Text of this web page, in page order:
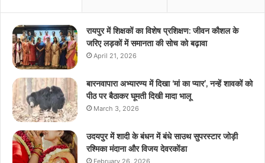
रायपुर में शिक्षकों का विशेष प्रशिक्षण: जीवन कौशल के
जरिए लड़कों में समानता की सोच को बढ़ावा
April 21, 2026
बारनवापारा अभ्यारण्य में दिखा ‘मां का प्यार’, नन्हें शावकों को
पीठ पर बैठाकर घूमती दिखी मादा भालू
March 3, 2026
उदयपुर में शादी के बंधन में बंधे साउथ सुपरस्टार जोड़ी
रश्मिका मंदाना और विजय देवरकोंडा
February 26, 2026